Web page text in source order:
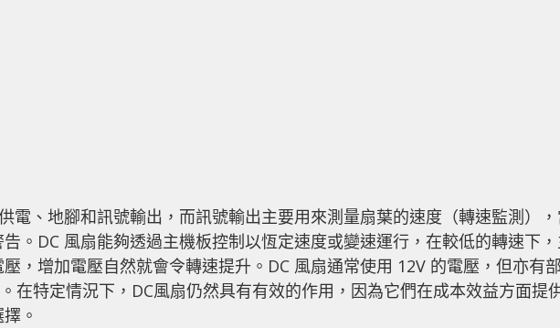
電、地腳和訊號輸出，而訊號輸出主要用來測量扇葉的速度（轉速監測）
。DC 風扇能夠透過主機板控制以恆定速度或變速運行，在較低的轉速下
，增加電壓自然就會令轉速提升。DC 風扇通常使用 12V 的電壓，但亦有
在特定情況下，DC風扇仍然具有有效的作用，因為它們在成本效益方面提
。